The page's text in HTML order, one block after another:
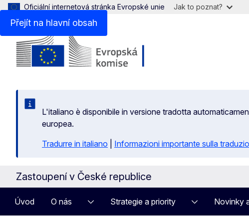
Přejít na hlavní obsah
Oficiální internetová stránka Evropské unie Jak to poznat?
L'italiano è disponibile in versione tradotta
europea.
Tradurre in italiano
Informazioni importante sulla
Zastoupení v České republice
Úvod O nás Strategie a priority Novinky